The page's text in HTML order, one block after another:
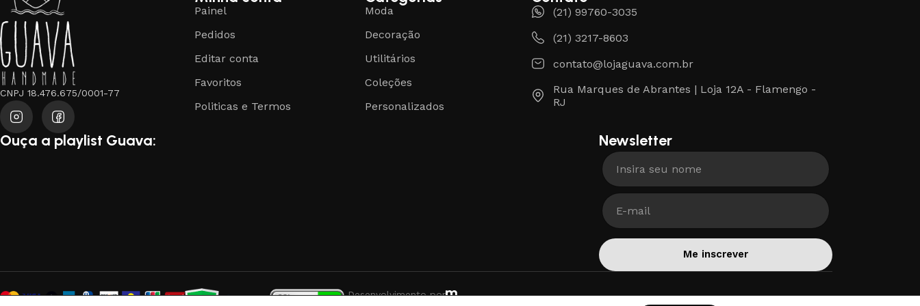
CNPJ 18.476.675/0001-77
Painel
Pedidos
Editar conta
Favoritos
Politicas e Termos
Moda
Decoração
Utilitários
Coleções
Personalizados
(21) 99760-3035
(21) 3217-8603
contato@lojaguava.com.br
Rua Marques de Abrantes | Loja 12A - Flamengo -
RJ
Ouça a playlist Guava: Newsletter
Me inscrever
Desenvolvimento por